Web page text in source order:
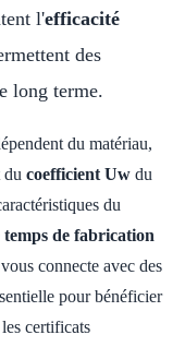
l'efficacité
des
long terme.
du matériau,
du coefficient Uw du
du
temps de fabrication
connecte avec des
pour bénéficier
certificats